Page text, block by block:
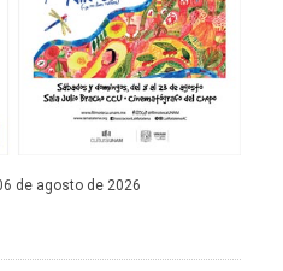
de agosto de 2026